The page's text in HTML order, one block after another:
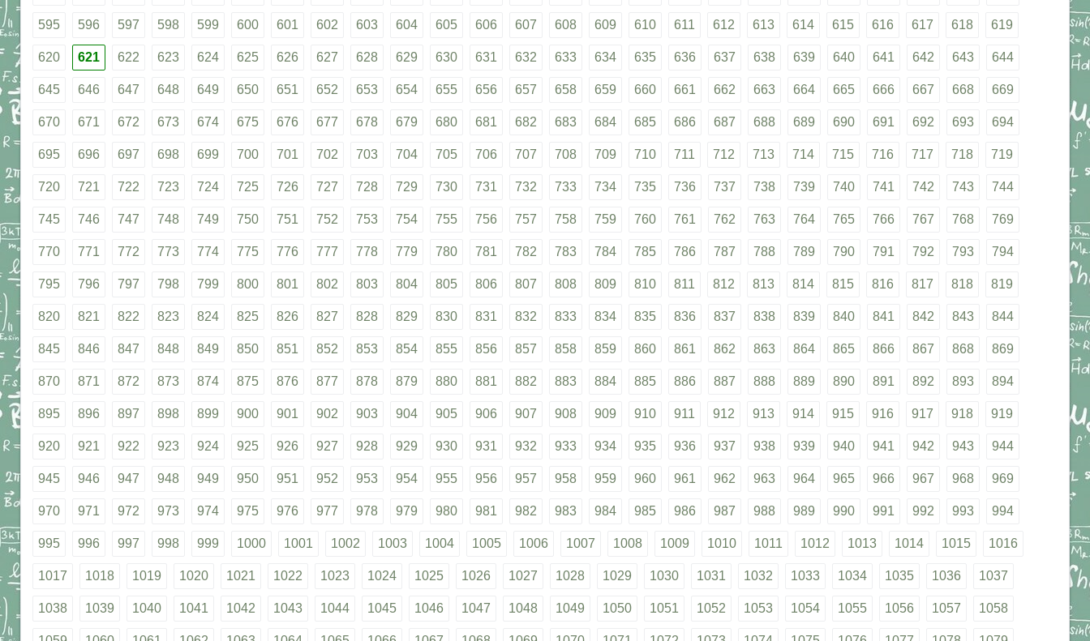
595 596 597 598 599 600 601 602 603 604 605 606 607 608 609 610 611 612 613 614 615 616 617 618 619
620 621 622 623 624 625 626 627 628 629 630 631 632 633 634 635 636 637 638 639 640 641 642 643 644
645 646 647 648 649 650 651 652 653 654 655 656 657 658 659 660 661 662 663 664 665 666 667 668 669
670 671 672 673 674 675 676 677 678 679 680 681 682 683 684 685 686 687 688 689 690 691 692 693 694
695 696 697 698 699 700 701 702 703 704 705 706 707 708 709 710 711 712 713 714 715 716 717 718 719
720 721 722 723 724 725 726 727 728 729 730 731 732 733 734 735 736 737 738 739 740 741 742 743 744
745 746 747 748 749 750 751 752 753 754 755 756 757 758 759 760 761 762 763 764 765 766 767 768 769
770 771 772 773 774 775 776 777 778 779 780 781 782 783 784 785 786 787 788 789 790 791 792 793 794
795 796 797 798 799 800 801 802 803 804 805 806 807 808 809 810 811 812 813 814 815 816 817 818 819
820 821 822 823 824 825 826 827 828 829 830 831 832 833 834 835 836 837 838 839 840 841 842 843 844
845 846 847 848 849 850 851 852 853 854 855 856 857 858 859 860 861 862 863 864 865 866 867 868 869
870 871 872 873 874 875 876 877 878 879 880 881 882 883 884 885 886 887 888 889 890 891 892 893 894
895 896 897 898 899 900 901 902 903 904 905 906 907 908 909 910 911 912 913 914 915 916 917 918 919
920 921 922 923 924 925 926 927 928 929 930 931 932 933 934 935 936 937 938 939 940 941 942 943 944
945 946 947 948 949 950 951 952 953 954 955 956 957 958 959 960 961 962 963 964 965 966 967 968 969
970 971 972 973 974 975 976 977 978 979 980 981 982 983 984 985 986 987 988 989 990 991 992 993 994
995 996 997 998 999 1000 1001 1002 1003 1004 1005 1006 1007 1008 1009 1010 1011 1012 1013 1014 1015 1016
1017 1018 1019 1020 1021 1022 1023 1024 1025 1026 1027 1028 1029 1030 1031 1032 1033 1034 1035 1036 1037
1038 1039 1040 1041 1042 1043 1044 1045 1046 1047 1048 1049 1050 1051 1052 1053 1054 1055 1056 1057 1058